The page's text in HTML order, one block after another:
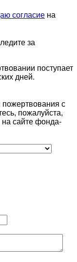
согласие на
за
поступает
дней.
пожертвования с
пожалуйста,
сайте фонда-